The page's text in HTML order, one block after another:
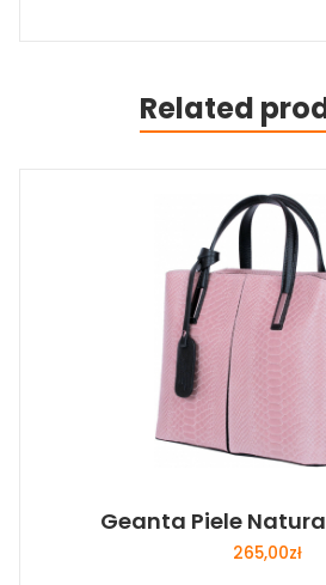
Related
Geanta Piele
265,00zł